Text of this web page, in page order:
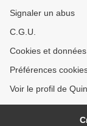
Signaler un abus
C.G.U.
Cookies et
Préférences
Voir le profil de